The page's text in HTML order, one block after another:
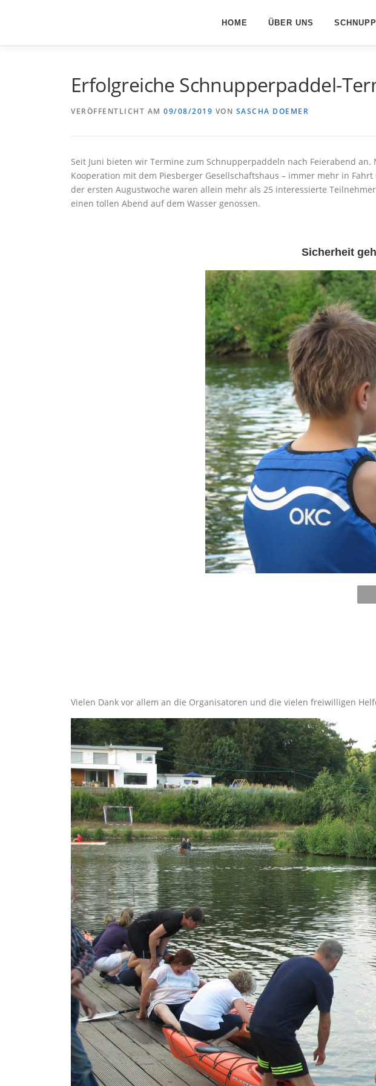
HOME ÜBER UNS
Erfolgreiche Schnupperpaddel-
VERÖFFENTLICHT AM 09/08/2019 VON SASCHA DOEMER
Seit Juni bieten wir Termine zum Schnupperpaddeln nach Feierabend
Kooperation mit dem Piesberger Gesellschaftshaus – immer mehr in
der ersten Augustwoche waren allein mehr als 25 interessierte
einen tollen Abend auf dem Wasser genossen.
Sicherheit
Vielen Dank vor allem an die Organisatoren und die vielen freiwilligen